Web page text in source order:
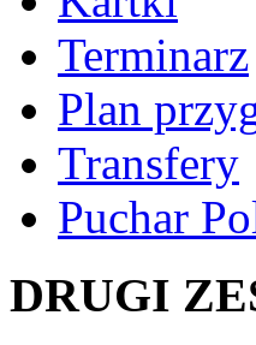
Terminarz
Plan
Transfery
Puchar
DRUGI